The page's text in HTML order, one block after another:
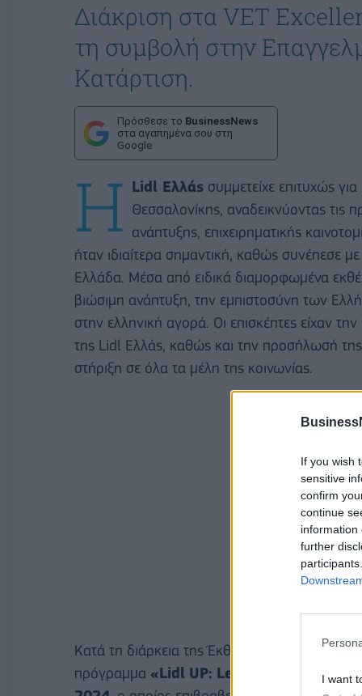
If you wish
sensitive
confirm
continue
information
further
I want
Διάκριση στα VET
τη συμβολή στην
Κατάρτιση.
Πρόσθεσε το BusinessNews
στα αγαπημένα σου στη
Google
Η Lidl Ελλάς συμμετείχε επιτυχώς για
Θεσσαλονίκης, αναδεικνύοντας τις
ανάπτυξης, επιχειρηματικής
ήταν ιδιαίτερα σημαντική, καθώς συνέπεσε
Ελλάδα. Μέσα από ειδικά διαμορφωμένα
βιώσιμη ανάπτυξη, την εμπιστοσύνη των
στην ελληνική αγορά. Οι επισκέπτες είχαν
της Lidl Ελλάς, καθώς και την προσήλωσή της
στήριξη σε όλα τα μέλη της κοινωνίας.
Κατά τη διάρκεια της Έκθεσης, η Lidl Ελλάς
πρόγραμμα «Lidl UP: Learn »